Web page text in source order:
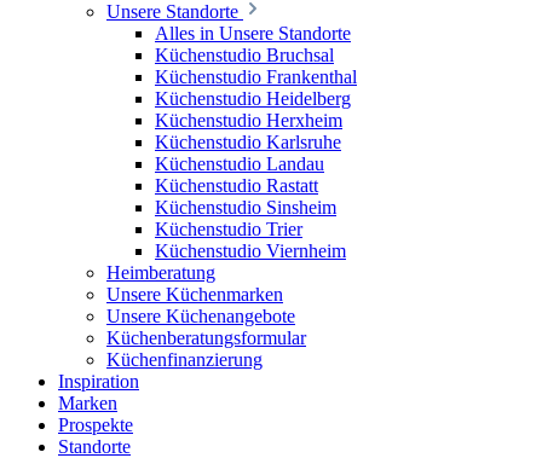
Unsere Standorte
Alles in Unsere Standorte
Küchenstudio Bruchsal
Küchenstudio Frankenthal
Küchenstudio Heidelberg
Küchenstudio Herxheim
Küchenstudio Karlsruhe
Küchenstudio Landau
Küchenstudio Rastatt
Küchenstudio Sinsheim
Küchenstudio Trier
Küchenstudio Viernheim
Heimberatung
Unsere Küchenmarken
Unsere Küchenangebote
Küchenberatungsformular
Küchenfinanzierung
Inspiration
Marken
Prospekte
Standorte